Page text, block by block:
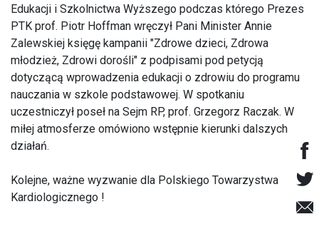
Edukacji i Szkolnictwa Wyższego podczas którego Prezes
PTK prof. Piotr Hoffman wręczył Pani Minister Annie
Zalewskiej księgę kampanii "Zdrowe dzieci, Zdrowa
młodzież, Zdrowi dorośli" z podpisami pod petycją
dotyczącą wprowadzenia edukacji o zdrowiu do programu
nauczania w szkole podstawowej. W spotkaniu
uczestniczył poseł na Sejm RP, prof. Grzegorz Raczak. W
miłej atmosferze omówiono wstępnie kierunki dalszych
działań.
Kolejne, ważne wyzwanie dla Polskiego Towarzystwa
Kardiologicznego !